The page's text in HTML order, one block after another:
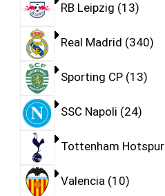
RB Leipzig 13
Real Madrid 340
Sporting CP 13
SSC Napoli 24
Tottenham Hotspur
Valencia 10